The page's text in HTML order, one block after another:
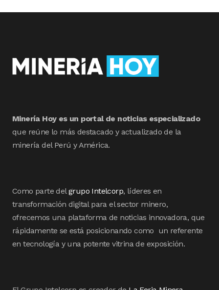
Minería Hoy es un portal de noticias especializado
que reúne lo más destacado y actualizado de la
minería del Perú y América.
Como parte delgrupo Intelcorp, líderes en
transformación digital para el sector minero,
ofrecemos una plataforma de noticias innovadora, que
rápidamente se está posicionando como un referente
en tecnología y una potente vitrina de exposición.